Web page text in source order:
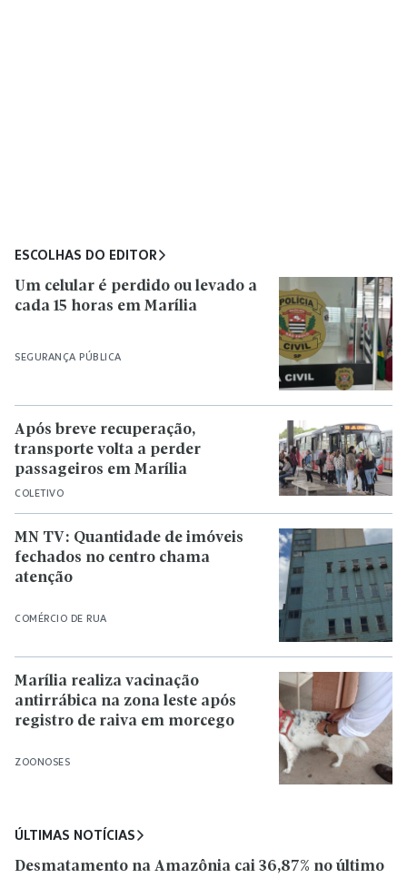
ESCOLHAS DO EDITOR
SEGURANÇA PÚBLICA
Um celular é perdido ou levado a
cada 15 horas em Marília
COLETIVO
Após breve recuperação,
transporte volta a perder
passageiros em Marília
COMÉRCIO DE RUA
MN TV: Quantidade de imóveis
fechados no centro chama
atenção
ZOONOSES
Marília realiza vacinação
antirrábica na zona leste após
registro de raiva em morcego
ÚLTIMAS NOTÍCIAS
Desmatamento na Amazônia cai 36,87% no último